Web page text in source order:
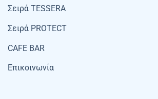
Σειρά TESSERA
Σειρά PROTECT
CAFE BAR
Επικοινωνία